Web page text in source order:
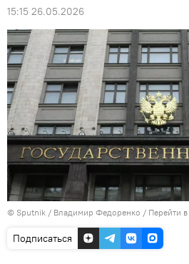
15:15 26.05.2026
© Sputnik / Владимир Федоренко / Перейти
Подписаться